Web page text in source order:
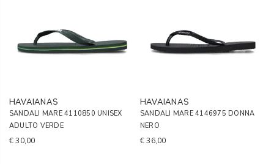
HAVAIANAS
SANDALI MARE 4110850 UNISEX
ADULTO VERDE
€ 30,00
HAVAIANAS
SANDALI MARE 4146975 DONNA
NERO
€ 36,00